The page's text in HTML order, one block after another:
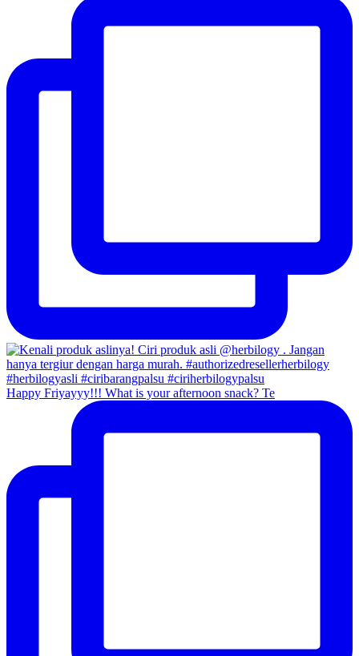
Happy Friyayyy!!! What is your afternoon snack? Te